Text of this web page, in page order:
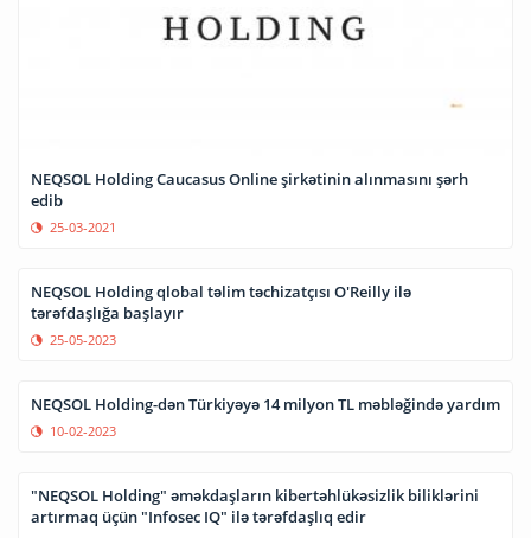
NEQSOL Holding Caucasus Online şirkətinin alınmasını şərh
edib
25-03-2021